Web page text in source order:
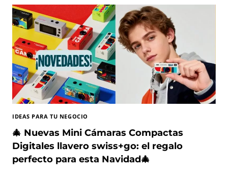
U
R
A
R
,
I
M
P
R
I
I
Y
D
I
H
O
T
O
E
S
T
A
R
Á
R
E
E
N
IDEAS PARA TU NEGOCIO
🎄 Nuevas Mini Cámaras Compactas
Digitales llavero swiss+go: el regalo
perfecto para esta Navidad🎄